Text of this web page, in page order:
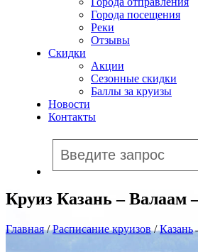
Города посещения
Реки
Отзывы
Скидки
Акции
Сезонные скидки
Баллы за круизы
Новости
Контакты
Круиз Казань – Валаам
Главная/Расписание круизов/Казань